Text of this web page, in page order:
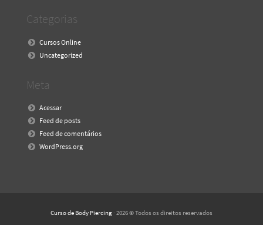
Categorias
Cursos Online
Uncategorized
Meta
Acessar
Feed de posts
Feed de comentários
WordPress.org
Curso de Body Piercing · 2026 © Todos os direitos reservados